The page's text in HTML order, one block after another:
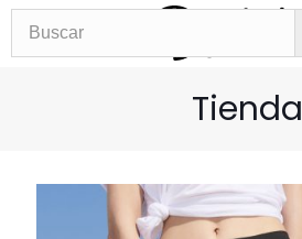
Tienda